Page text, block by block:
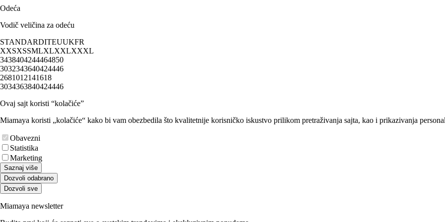
Odeća
Vodič veličina za odeću
STANDARDITEUUKFR
XXSXSSMLXLXXLXXXL
3438404244464850
3032343640424446
2681012141618
3034363840424446
Ovaj sajt koristi “kolačiće”
Miamaya koristi „kolačiće“ kako bi vam obezbedila što kvalitetnije korisničko iskustvo prilikom pretraživanja sajta, kao i prikazivanja
Obavezni
Statistika
Marketing
Saznaj više
Dozvoli odabrano
Dozvoli sve
Miamaya newsletter